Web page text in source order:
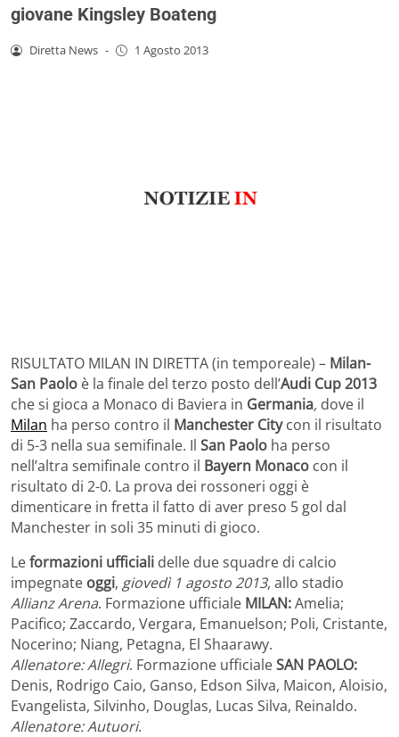
giovane Kingsley Boateng
Diretta News - 1 Agosto 2013
RISULTATO MILAN IN DIRETTA (in temporeale) – Milan-
San Paolo è la finale del terzo posto dell’Audi Cup 2013
che si gioca a Monaco di Baviera in Germania, dove il
Milan ha perso contro il Manchester Citycon il risultato
di 5-3 nella sua semifinale. Il San Paolo ha perso
nell’altra semifinale contro il Bayern Monaco con il
risultato di 2-0. La prova dei rossoneri oggi è
dimenticare in fretta il fatto di aver preso 5 gol dal
Manchester in soli 35 minuti di gioco.
Leformazioni ufficiali delle due squadre di calcio
impegnate oggi, giovedì 1 agosto 2013, allo stadio
Allianz Arena. Formazione ufficiale MILAN:Amelia;
Pacifico; Zaccardo, Vergara, Emanuelson; Poli, Cristante,
Nocerino; Niang, Petagna, El Shaarawy.
Allenatore:Allegri. Formazione ufficialeSAN PAOLO:
Denis, Rodrigo Caio, Ganso, Edson Silva, Maicon, Aloisio,
Evangelista, Silvinho, Douglas, Lucas Silva, Reinaldo.
Allenatore: Autuori.